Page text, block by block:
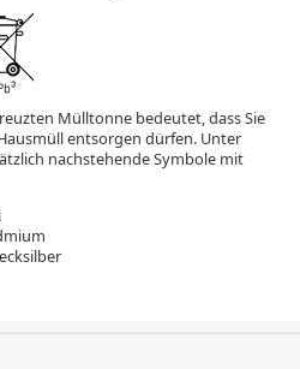
Mülltonne bedeutet, dass Sie
entsorgen dürfen. Unter
nachstehende Symbole mit